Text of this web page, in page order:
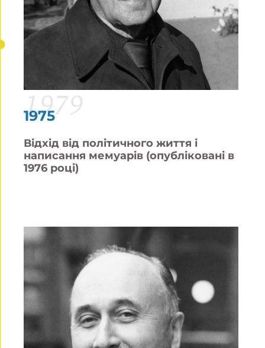
1975
1979
Відхід від політичного життя і
написання мемуарів (опубліковані в
1976 році)